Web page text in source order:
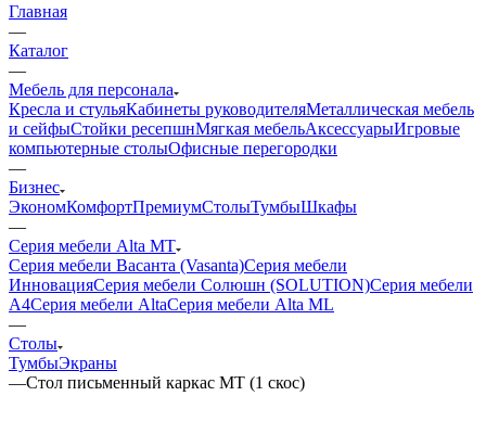
Главная
—
Каталог
—
Мебель для персонала
Кресла и стульяКабинеты руководителяМеталлическая мебель
и сейфыСтойки ресепшнМягкая мебельАксессуарыИгровые
компьютерные столыОфисные перегородки
—
Бизнес
ЭкономКомфортПремиумСтолыТумбыШкафы
—
Серия мебели Alta MT
Серия мебели Васанта (Vasanta)Серия мебели
ИнновацияСерия мебели Солюшн (SOLUTION)Серия мебели
A4Серия мебели AltaСерия мебели Alta ML
—
Столы
ТумбыЭкраны
—Стол письменный каркас МТ (1 скос)